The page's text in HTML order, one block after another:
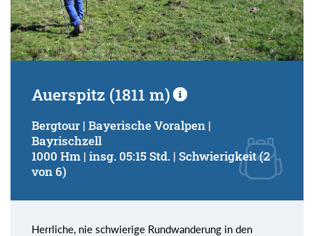
Auerspitz (1811 m)
Bergtour | Bayerische Voralpen |
Bayrischzell
1000 Hm | insg. 05:15 Std. | Schwierigkeit (2
von 6)
Herrliche, nie schwierige Rundwanderung in den